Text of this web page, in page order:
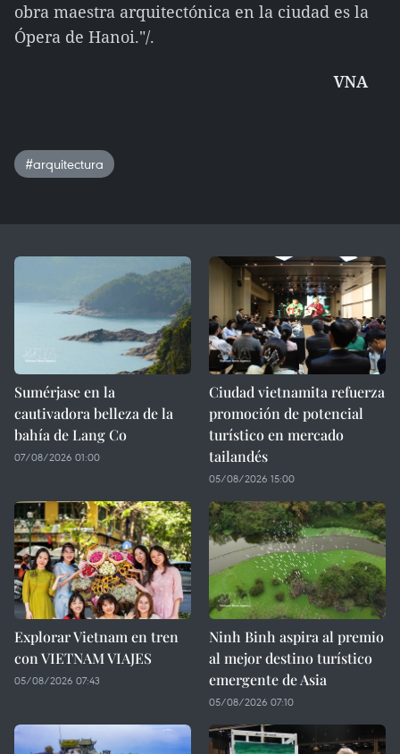
obra maestra arquitectónica en la ciudad es la
Ópera de Hanoi."/.
VNA
#arquitectura
Sumérjase en la
cautivadora belleza de la
bahía de Lang Co
07/08/2026 01:00
Ciudad vietnamita refuerza
promoción de potencial
turístico en mercado
tailandés
05/08/2026 15:00
Explorar Vietnam en tren
con VIETNAM VIAJES
05/08/2026 07:43
Ninh Binh aspira al premio
al mejor destino turístico
emergente de Asia
05/08/2026 07:10